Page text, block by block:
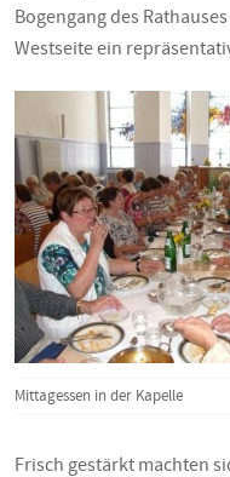
Bogengang des
Westseite ein
Mittagessen in der Kapelle
Frisch gestärkt machten